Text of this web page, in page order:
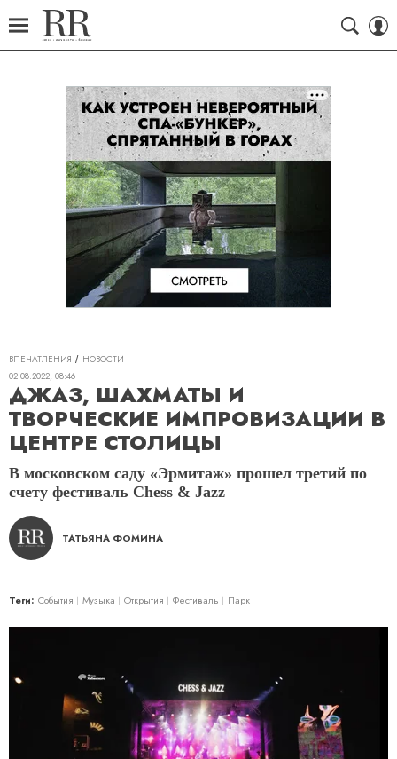
ВПЕЧАТЛЕНИЯ
НОВОСТИ
02.08.2022, 08:46
ДЖАЗ, ШАХМАТЫ И
ТВОРЧЕСКИЕ ИМПРОВИЗАЦИИ В
ЦЕНТРЕ СТОЛИЦЫ
В московском саду «Эрмитаж» прошел третий по
счету фестиваль Chess & Jazz
ТАТЬЯНА ФОМИНА
Теги: События Музыка Открытия Фестиваль Парк